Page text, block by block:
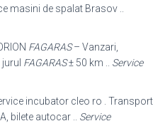
masini de spalat Brasov ..
FAGARAS– Vanzari,
FAGARAS± 50 km .. Service
incubator cleo ro . Transport
bilete autocar .. Service